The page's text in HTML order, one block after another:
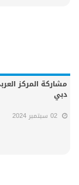
دبي
02 سبتمبر 2024